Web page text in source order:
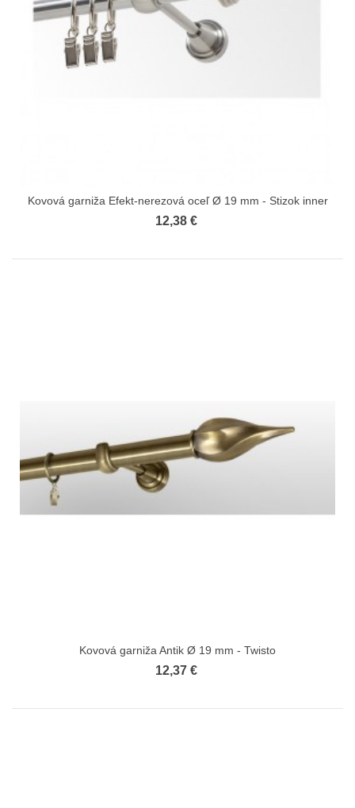
Kovová garniža Efekt-nerezová oceľ Ø 19 mm - Stizok inner
12,38 €
Kovová garniža Antik Ø 19 mm - Twisto
12,37 €